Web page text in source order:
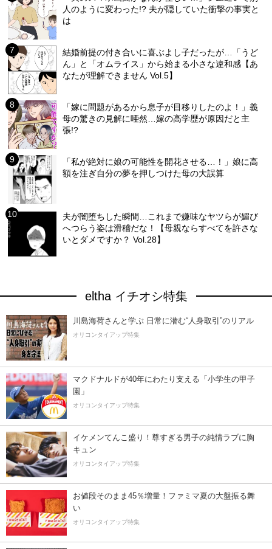
人のように変わった!? 夫が隠していた衝撃の事実と
は
結婚前提の付き合いに喜ぶよし子だったが…「うど
ん」と「オムライス」から始まる小さな違和感【あ
なたが理解できません Vol.5】
「嫁に問題があるから息子が目移りしたのよ！」義
母の驚きの見解に唖然…嫁の高学歴が原因だと主
張!?
「私が絶対に娘の可能性を開花させる…！」娘に高
額を注ぎ自分の夢を押しつけた母の大誤算
夫が闇堕ちした瞬間…これまで嫌味なヤツらが媚び
へつらう姿は滑稽だな！【母親ならすべてを許さな
いとダメですか？ Vol.28】
eltha イチオシ特集
川島海荷さんと学ぶ 日常に潜む“人身取引”のリアル
オリコンタイアップ特集
マクドナルドが40年にわたり支える「小学生の甲子
園」
オリコンタイアップ特集
イケメンてんこ盛り！尊すぎる男子の純情ラブに胸
キュン
オリコンタイアップ特集
お値段そのまま45％増量！ファミマ夏の大盤振る舞
い
オリコンタイアップ特集